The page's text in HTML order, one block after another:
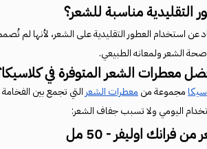
التقليدية مناسبة للشعر؟
عن استخدام العطور التقليدية على الشعر، لأنها لم
الشعر ولمعانه الطبيعي.
معطرات الشعر المتوفرة في
مجموعة من معطرات الشعر التي تجمع بين
اليومي ولا تسبب جفاف الشعر:
فرانك اوليفر - 50 مل